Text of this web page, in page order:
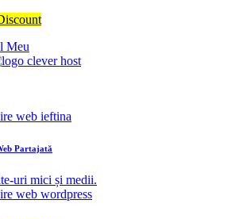
Meu
Partajată
uri mici și medii.